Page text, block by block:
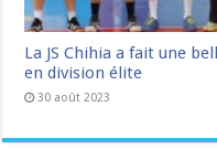
La JS Chihia a fait une
en division élite
30 août 2023